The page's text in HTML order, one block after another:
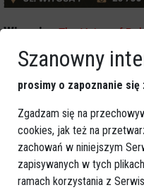
Więcej o:The Voice of
żeglujże żeglarzu
Szanowny
prosimy o zapoznanie
Zgadzam się na
cookies, jak też na
zachowań w niniejszym
zapisywanych w tych
ramach korzystania z